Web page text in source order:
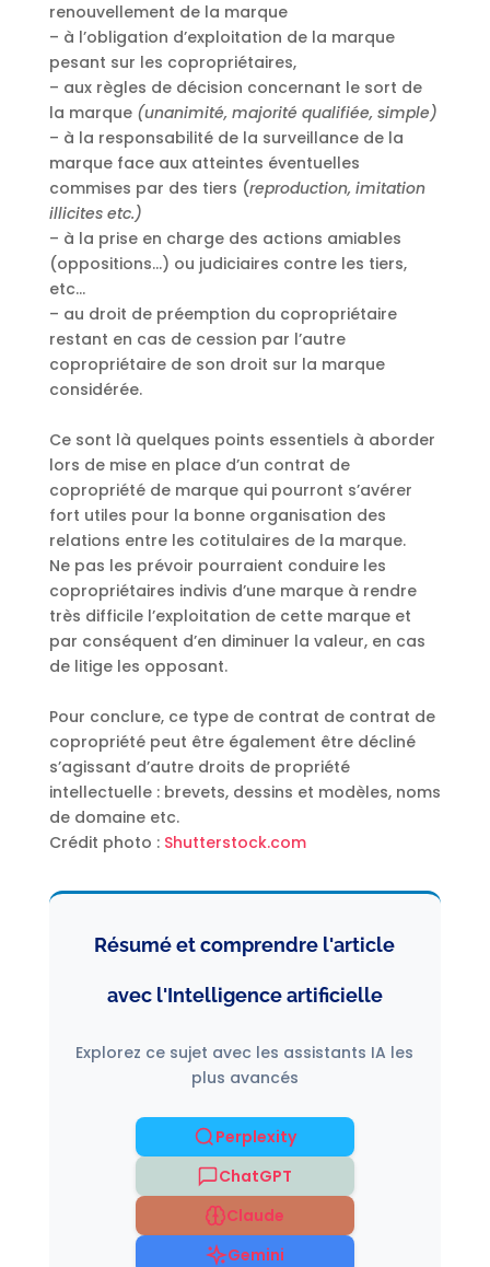
renouvellement de la marque
– à l’obligation d’exploitation de la marque
pesant sur les copropriétaires,
– aux règles de décision concernant le sort de
la marque (unanimité, majorité qualifiée, simple)
– à la responsabilité de la surveillance de la
marque face aux atteintes éventuelles
commises par des tiers (reproduction, imitation
illicites etc.)
– à la prise en charge des actions amiables
(oppositions…) ou judiciaires contre les tiers,
etc…
– au droit de préemption du copropriétaire
restant en cas de cession par l’autre
copropriétaire de son droit sur la marque
considérée.
Ce sont là quelques points essentiels à aborder
lors de mise en place d’un contrat de
copropriété de marque qui pourront s’avérer
fort utiles pour la bonne organisation des
relations entre les cotitulaires de la marque.
Ne pas les prévoir pourraient conduire les
copropriétaires indivis d’une marque à rendre
très difficile l’exploitation de cette marque et
par conséquent d’en diminuer la valeur, en cas
de litige les opposant.
Pour conclure, ce type de contrat de contrat de
copropriété peut être également être décliné
s’agissant d’autre droits de propriété
intellectuelle : brevets, dessins et modèles, noms
de domaine etc.
Crédit photo : Shutterstock.com
Résumé et comprendre l'article
avec l'Intelligence artificielle
Explorez ce sujet avec les assistants IA les
plus avancés
Perplexity
ChatGPT
Claude
Gemini